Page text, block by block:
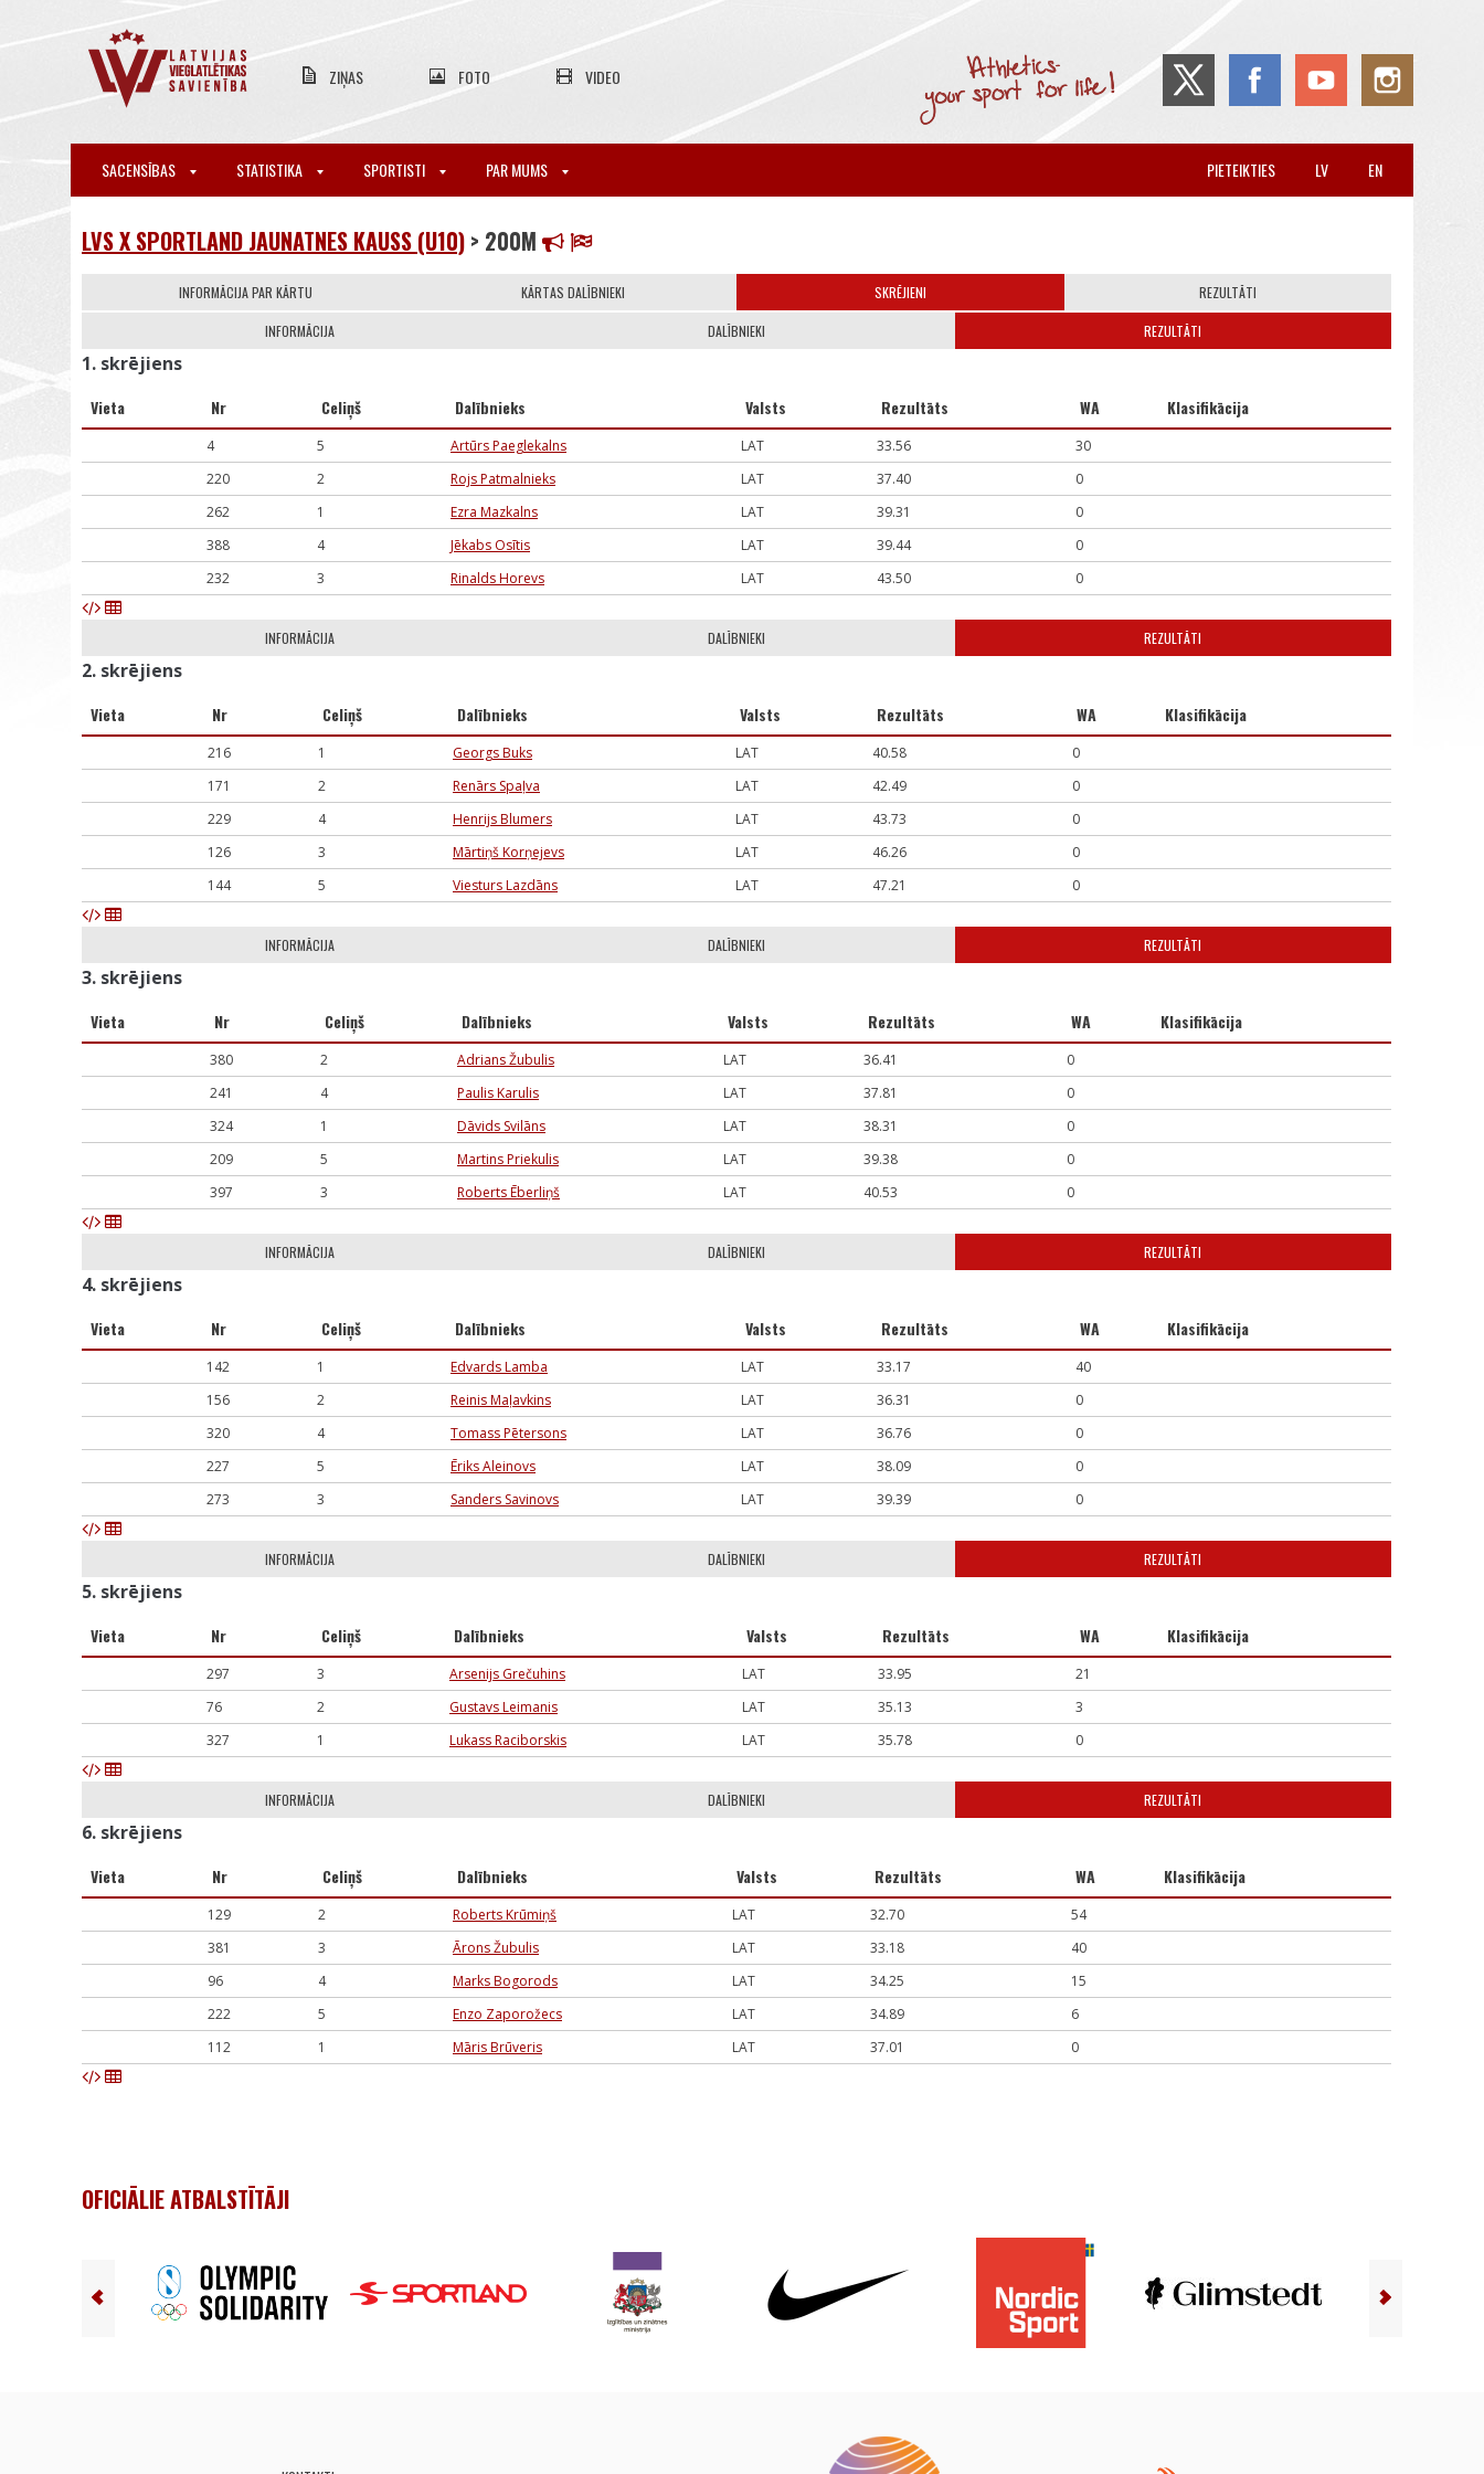
ZIŅAS FOTO VIDEO
SACENSĪBAS STATISTIKA SPORTISTI PAR MUMS EN
LV
PIETEIKTIES
LVS X SPORTLAND JAUNATNES KAUSS (U10) > 200M
INFORMĀCIJA PAR KĀRTU KĀRTAS DALĪBNIEKI SKRĒJIENI REZULTĀTI
INFORMĀCIJA DALĪBNIEKI REZULTĀTI
1. skrējiens
Vieta Nr Celiņš Dalībnieks Valsts Rezultāts WA Klasifikācija
4 5 Artūrs Paeglekalns LAT 33.56
30
220
2 Rojs Patmalnieks LAT 37.40
0
262
1 Ezra Mazkalns LAT 39.31
0
388
4 Jēkabs Osītis LAT 39.44
0
232
3 Rinalds Horevs LAT 43.50 0
INFORMĀCIJA DALĪBNIEKI REZULTĀTI
2. skrējiens
Vieta Nr Celiņš Dalībnieks Valsts Rezultāts WA Klasifikācija
216 1 Georgs Buks LAT 40.58
0
171
2 Renārs Spaļva LAT 42.49
0
229
4 Henrijs Blumers LAT 43.73
0
126
3 Mārtiņš Korņejevs LAT 46.26
0
144
5 Viesturs Lazdāns LAT 47.21 0
INFORMĀCIJA DALĪBNIEKI REZULTĀTI
3. skrējiens
Vieta Nr Celiņš Dalībnieks Valsts Rezultāts WA Klasifikācija
380 2 Adrians Žubulis LAT 36.41
0
241
4 Paulis Karulis LAT 37.81
0
324
1 Dāvids Svilāns LAT 38.31
0
209
5 Martins Priekulis LAT 39.38
0
397
3 Roberts Ēberliņš LAT 40.53 0
INFORMĀCIJA DALĪBNIEKI REZULTĀTI
4. skrējiens
Vieta Nr Celiņš Dalībnieks Valsts Rezultāts WA Klasifikācija
142 1 Edvards Lamba LAT 33.17
40
156
2 Reinis Maļavkins LAT 36.31
0
320
4 Tomass Pētersons LAT 36.76
0
227
5 Ēriks Aleinovs LAT 38.09
0
273
3 Sanders Savinovs LAT 39.39 0
INFORMĀCIJA DALĪBNIEKI REZULTĀTI
5. skrējiens
Vieta Nr Celiņš Dalībnieks Valsts Rezultāts WA Klasifikācija
297 3 Arsenijs Grečuhins LAT 33.95
21
76
2 Gustavs Leimanis LAT 35.13
3
327
1 Lukass Raciborskis LAT 35.78 0
INFORMĀCIJA DALĪBNIEKI REZULTĀTI
6. skrējiens
Vieta Nr Celiņš Dalībnieks Valsts Rezultāts WA Klasifikācija
129 2 Roberts Krūmiņš LAT 32.70
54
381
3 Ārons Žubulis LAT 33.18
40
96
4 Marks Bogorods LAT 34.25
15
222
5 Enzo Zaporožecs LAT 34.89
6
112
1 Māris Brūveris LAT 37.01 0
OFICIĀLIE ATBALSTĪTĀJI